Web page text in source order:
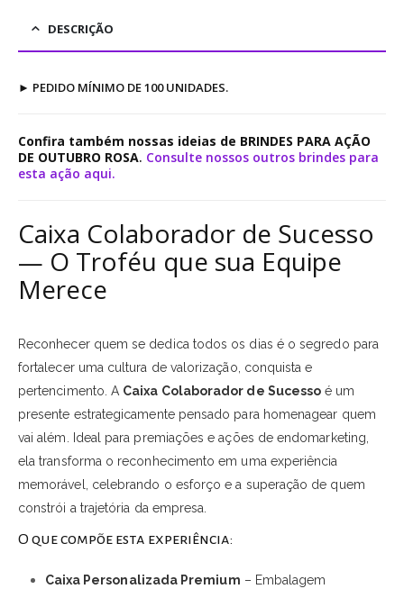
DESCRIÇÃO
► PEDIDO MÍNIMO DE 100 UNIDADES.
Confira também nossas ideias de BRINDES PARA AÇÃO
DE OUTUBRO ROSA. Consulte nossos outros brindes para
esta ação aqui.
Caixa Colaborador de Sucesso
— O Troféu que sua Equipe
Merece
Reconhecer quem se dedica todos os dias é o segredo para
fortalecer uma cultura de valorização, conquista e
pertencimento. A Caixa Colaborador de Sucesso é um
presente estrategicamente pensado para homenagear quem
vai além. Ideal para premiações e ações de endomarketing,
ela transforma o reconhecimento em uma experiência
memorável, celebrando o esforço e a superação de quem
constrói a trajetória da empresa.
O que compõe esta experiência:
Caixa Personalizada Premium – Embalagem